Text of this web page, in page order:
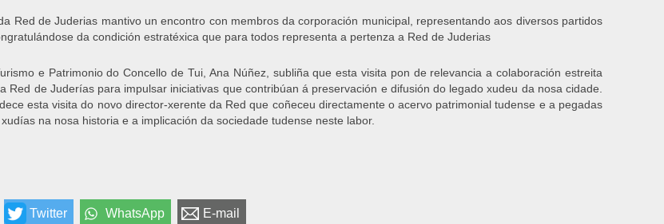
Red de Juderias mantivo un encontro con membros da corporación municipal, representando aos diversos partidos
da condición estratéxica que para todos representa a pertenza a Red de Juderias
e Patrimonio do Concello de Tui, Ana Núñez, subliña que esta visita pon de relevancia a colaboración estreita
Red de Juderías para impulsar iniciativas que contribúan á preservación e difusión do legado xudeu da nosa cidade.
esta visita do novo director-xerente da Red que coñeceu directamente o acervo patrimonial tudense e a pegadas
na nosa historia e a implicación da sociedade tudense neste labor.
Twitter WhatsApp E-mail